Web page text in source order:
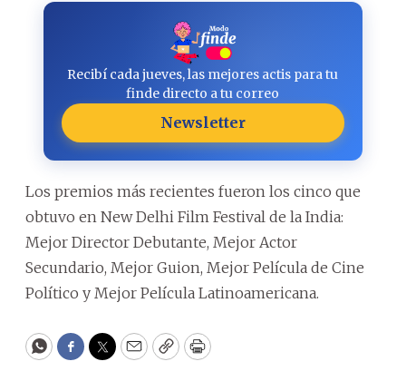
Recibí cada jueves, las mejores actis para tu
finde directo a tu correo
Newsletter
Los premios más recientes fueron los cinco que
obtuvo en New Delhi Film Festival de la India:
Mejor Director Debutante, Mejor Actor
Secundario, Mejor Guion, Mejor Película de Cine
Político y Mejor Película Latinoamericana.
WhatsApp
Facebook
Twitter
EmailCopyPrint